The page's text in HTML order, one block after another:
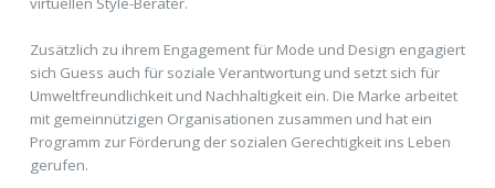
Zusätzlich zu ihrem Engagement für Mode und Design engagiert
sich Guess auch für soziale Verantwortung und setzt sich für
Umweltfreundlichkeit und Nachhaltigkeit ein. Die Marke arbeitet
mit gemeinnützigen Organisationen zusammen und hat ein
Programm zur Förderung der sozialen Gerechtigkeit ins Leben
gerufen.